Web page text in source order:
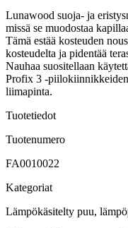
Lunawood suoja- ja
missä se muodostaa
Tämä estää kosteuden
kosteudelta ja pidentää
Nauhaa suositellaan
Profix 3 -piilokiinnikkeiden
liimapinta.
Tuotetiedot
Tuotenumero
FA0010022
Kategoriat
Lämpökäsitelty puu,